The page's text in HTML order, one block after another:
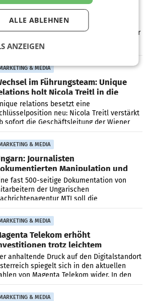
Communications ist
künftig Partner von OtterlyAI
Wiener PR-Agentur Brandenstein
ist ab sofort Agenturpartner
KI-Monitoring- und
OtterlyAI. Damit baut
& MEDIA
im Führungsteam: Unique
holt Nicola Treitl in die
relations besetzt eine
neu: Nicola Treitl verstärkt
sofort die Geschäftsleitung der Wiener
Agentur an der Seite von Josef Kalina und
Kalina-Mahr.
& MEDIA
Journalisten
Manipulation und
fast 500-seitige Dokumentation von
der Ungarischen
MTI soll die
Nachrichten-Manipulation und
bei der Agentur während der Zeit
& MEDIA
Telekom erhöht
trotz leichtem
anhaltende Druck auf den Digitalstandort
spiegelt sich in den aktuellen
von Magenta Telekom wider. In den
sechs Monaten des laufenden Jahres
& MEDIA
ALLE ABLEHNEN
ANZEIGEN